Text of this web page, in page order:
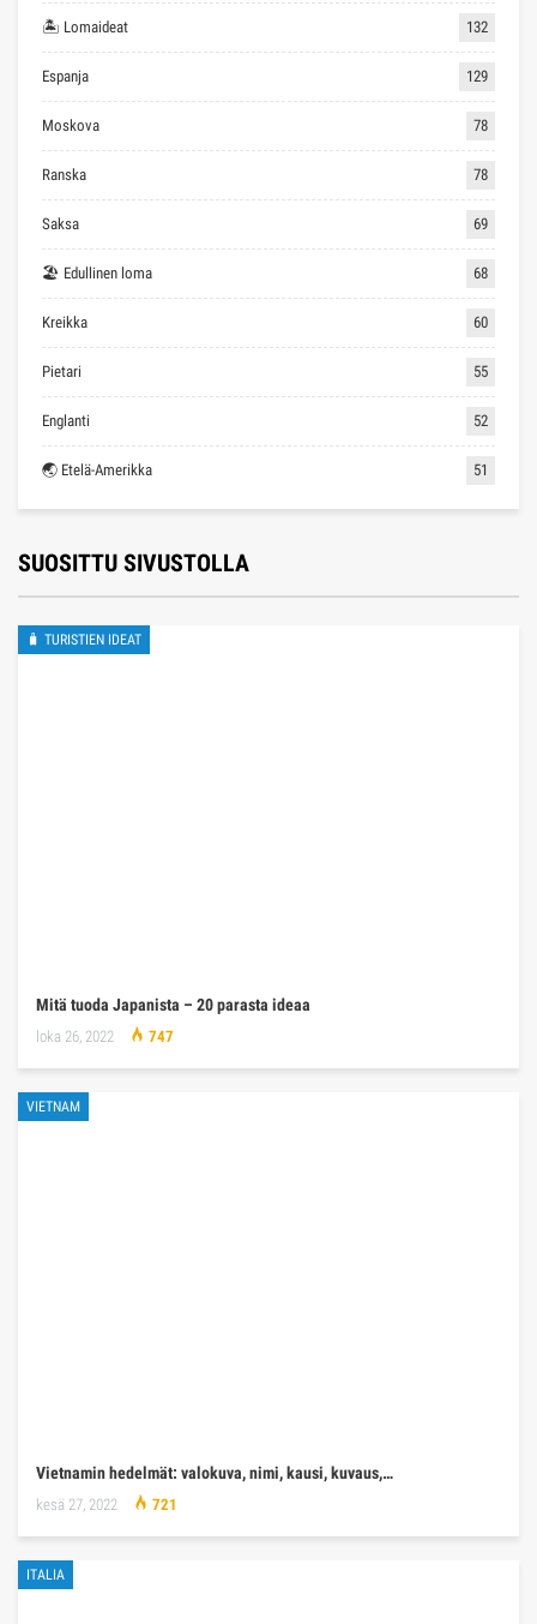
🏝 Lomaideat 132
Espanja 129
Moskova 78
Ranska 78
Saksa 69
🏖 Edullinen loma 68
Kreikka 60
Pietari 55
Englanti 52
🌏 Etelä-Amerikka 51
SUOSITTU SIVUSTOLLA
🧳 TURISTIEN IDEAT
Mitä tuoda Japanista – 20 parasta ideaa
loka 26, 2022 747
VIETNAM
Vietnamin hedelmät: valokuva, nimi, kausi, kuvaus,…
kesä 27, 2022 721
ITALIA